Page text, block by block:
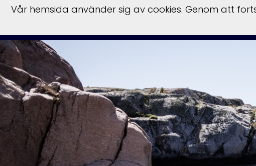
Vår hemsida använder sig av cookies. Genom att